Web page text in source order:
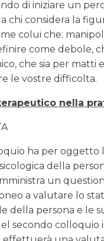
di iniziare un
chi considera la
colui che:
come debole,
che sia per matti
le vostre difficolta.
nella
ha per oggetto
della
un
a valutare lo
della persona e le
secondo colloquio